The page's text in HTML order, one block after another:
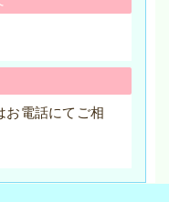
お電話にてご相